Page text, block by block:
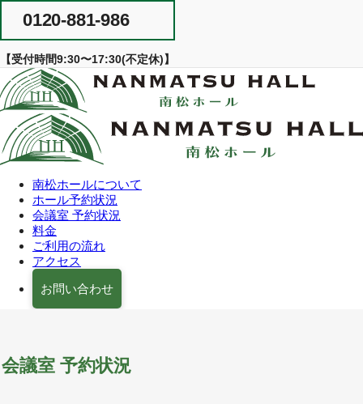
Skip
0120-881-986
【受付時間9:30〜17:30(不定休)】
南松ホールについて
ホール予約状況
会議室 予約状況
料金
ご利用の流れ
アクセス
お問い合わせ
会議室 予約状況